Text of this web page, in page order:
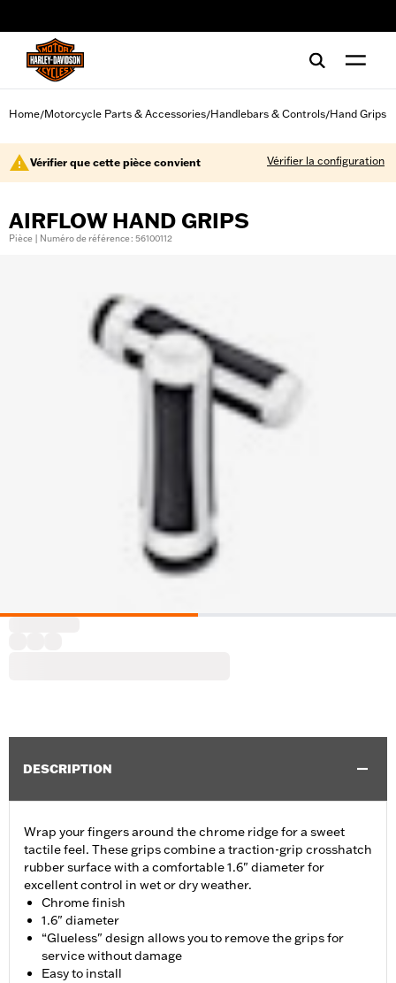
Home/Motorcycle Parts & Accessories/Handlebars & Controls/Hand Grips
Vérifier que cette pièce convient Vérifier la configuration
AIRFLOW HAND GRIPS
Pièce | Numéro de référence : 56100112
DESCRIPTION
Wrap your fingers around the chrome ridge for a sweet
tactile feel. These grips combine a traction-grip crosshatch
rubber surface with a comfortable 1.6" diameter for
excellent control in wet or dry weather.
Chrome finish
1.6" diameter
“Glueless" design allows you to remove the grips for
service without damage
Easy to install